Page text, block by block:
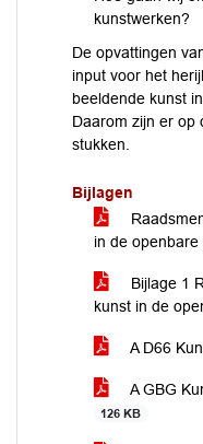
kunstwerken?
De opvattingen
input voor het
beeldende kunst
Daarom zijn er op
stukken.
Bijlagen
in de
Bijlage 1
kunst in de
A D66
A GBG
126 KB